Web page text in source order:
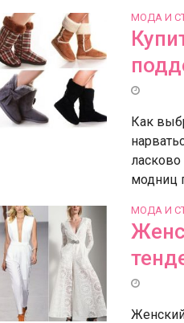
МОДА И
Как
модниц
МОДА И